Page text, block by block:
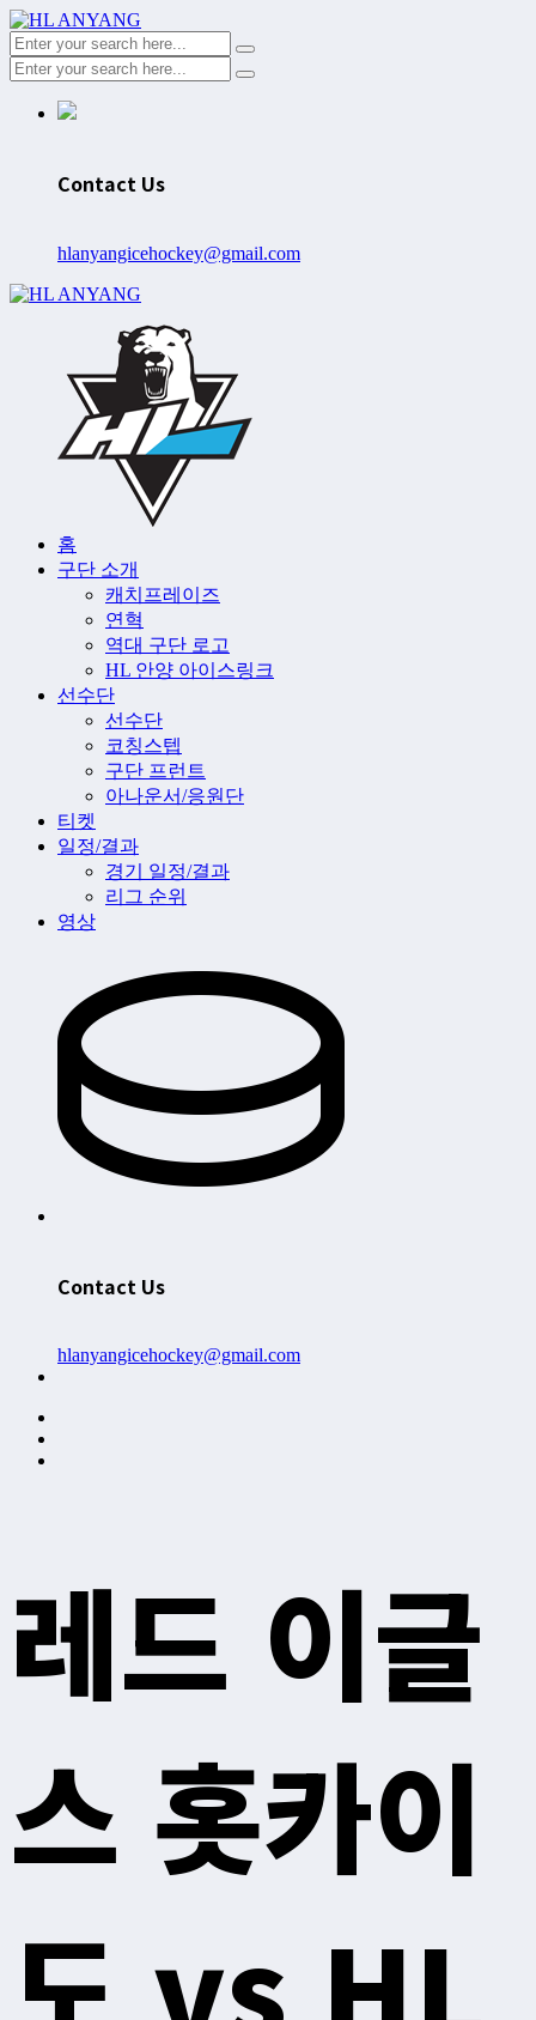
Contact Us
hlanyangicehockey@gmail.com
홈
구단 소개
캐치프레이즈
연혁
역대 구단 로고
HL 안양 아이스링크
선수단
선수단
코칭스텝
구단 프런트
아나운서/응원단
티켓
일정/결과
경기 일정/결과
리그 순위
영상
Contact Us
hlanyangicehockey@gmail.com
레드 이글
스 홋카이